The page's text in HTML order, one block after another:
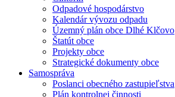
Odpadové hospodárstvo
Kalendár vývozu odpadu
Územný plán obce Dlhé Klčovo
Štatút obce
Projekty obce
Strategické dokumenty obce
Samospráva
Poslanci obecného zastupieľstva
Plán kontrolnej činnosti